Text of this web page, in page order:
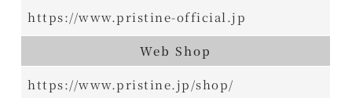
https://www.pristine-official.jp
Web Shop
https://www.pristine.jp/shop/